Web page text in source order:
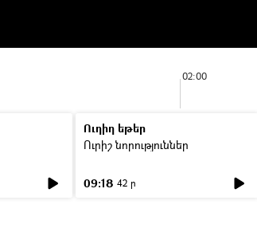
02:00
Ուղիղ եթեր
Ուրիշ նորություններ
09:18 42 ր